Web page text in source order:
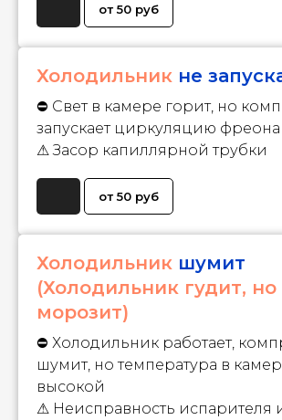
от 50 руб
Холодильник не
⛔ Свет в камере горит, но
запускает циркуляцию фреона
⚠ Засор капиллярной трубки
от 50 руб
Холодильник шумит
(Холодильник гудит, но
морозит)
⛔ Холодильник работает,
шумит, но температура в
высокой
⚠ Неисправность испарителя